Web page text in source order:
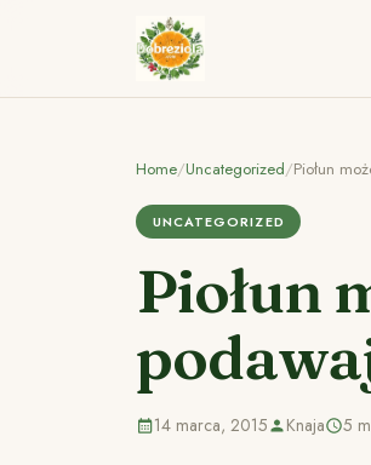
Home/Uncategorized/Piołun
UNCATEGORIZED
Piołun
14 marca, 2015 Knaja 5